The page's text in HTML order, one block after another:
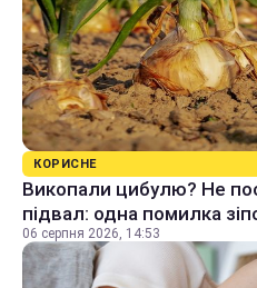
КОРИСНЕ
Викопали цибулю? Не
підвал: одна помилка
06 серпня 2026, 14:53